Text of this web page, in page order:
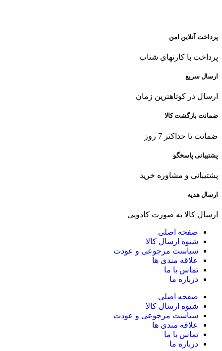
پرداخت آنلاین امن
پرداخت با کارتهای شتاب
ارسال سریع
ارسال در کوتاهترین زمان
ضمانت بازگشت کالا
ضمانت تا حداکثر 7 روز
پشتیبانی پاسخگو
پشتیبانی و مشاوره خرید
ارسال هدیه
ارسال کالا به صورت کادویی
صفحه اصلی
شیوه ارسال کالا
سیاست مرجوعی و عودت
علاقه مندی ها
تماس با ما
درباره ما
صفحه اصلی
شیوه ارسال کالا
سیاست مرجوعی و عودت
علاقه مندی ها
تماس با ما
درباره ما